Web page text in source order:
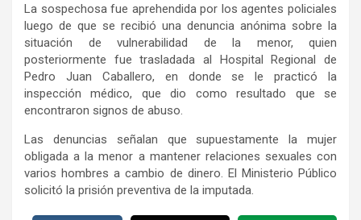
La sospechosa fue aprehendida por los agentes policiales
luego de que se recibió una denuncia anónima sobre la
situación de vulnerabilidad de la menor, quien
posteriormente fue trasladada al Hospital Regional de
Pedro Juan Caballero, en donde se le practicó la
inspección médico, que dio como resultado que se
encontraron signos de abuso.
Las denuncias señalan que supuestamente la mujer
obligada a la menor a mantener relaciones sexuales con
varios hombres a cambio de dinero. El Ministerio Público
solicitó la prisión preventiva de la imputada.